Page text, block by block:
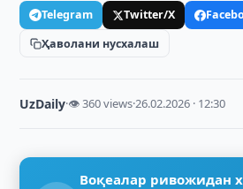
Telegram Twitter/X
Ҳаволани нусхалаш
UzDaily·👁 360 views·26.02.2026 · 12:30
Воқеалар ривожидан